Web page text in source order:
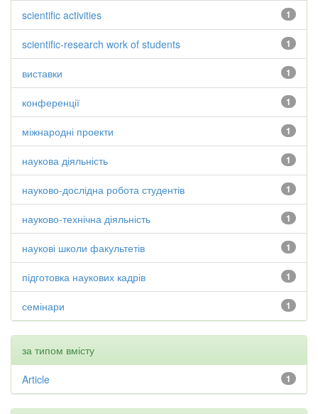
1
scientific activities
1
scientific-research work of students
1
виставки
1
конференції
1
міжнародні проекти
1
наукова діяльність
1
науково-дослідна робота студентів
1
науково-технічна діяльність
1
наукові школи факультетів
1
підготовка наукових кадрів
1
семінари
за типом вмісту
1
Article